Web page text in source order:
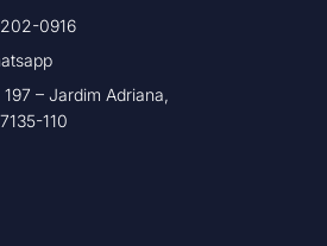
0916
– Jardim Adriana,
110